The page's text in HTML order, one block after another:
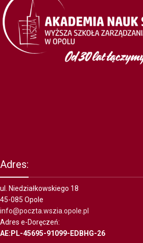
Adres:
ul. Niedziałkowskiego 18
45-085 Opole
info@poczta.wszia.opole.pl
Adres e-Doręczeń:
AE:PL-45695-91099-EDBHG-26